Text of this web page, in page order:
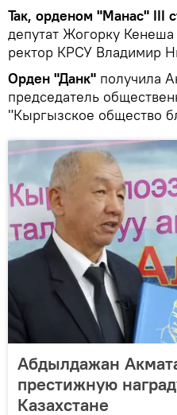
Так, орденом "Манас" III
депутат Жогорку
ректор КРСУ Владимир
Орден "Данк" получила
председатель
"Кыргызское общество
Абдылдажан
престижную
Казахстане